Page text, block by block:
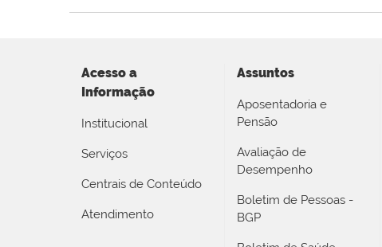
Acesso a
Informação
Institucional
Serviços
Centrais de Conteúdo
Atendimento
Assuntos
Aposentadoria e
Pensão
Avaliação de
Desempenho
Boletim de Pessoas -
BGP